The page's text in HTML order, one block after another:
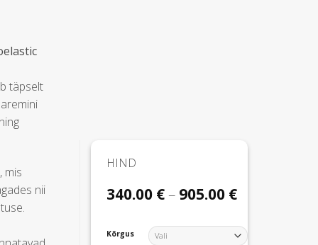
täpselt
mis
nii
HIND
340.00 €– 905.00 €
kuni
905.00 €
Kõrgus